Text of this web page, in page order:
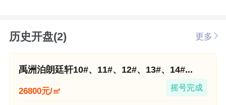
历史开盘(2) 更多
禹洲泊朗廷轩10#、11#、12#、13#、14#...
摇号完成
26800元/㎡